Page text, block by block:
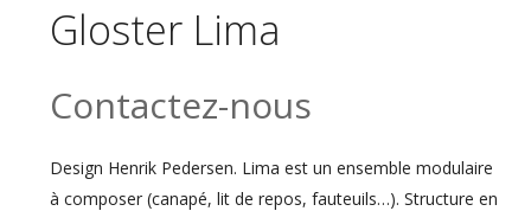
Gloster Lima
Contactez-nous
Design Henrik Pedersen. Lima est un ensemble modulaire
à composer (canapé, lit de repos, fauteuils…). Structure en